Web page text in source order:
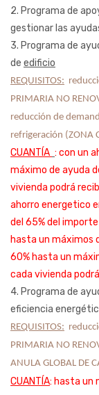
2. Programa de
gestionar las
3. Programa de
de edificio
REQUISITOS:
PRIMARIA NO
reducción de
refrigeración (ZONA
CUANTÍA : con un
máximo de ayuda
vivienda podrá
ahorro energetico
del 65% del
hasta un máximos
60% hasta un
cada vivienda
4. Programa de
eficiencia
REQUISITOS:
PRIMARIA NO
ANULA GLOBAL DE
CUANTÍA: hasta un